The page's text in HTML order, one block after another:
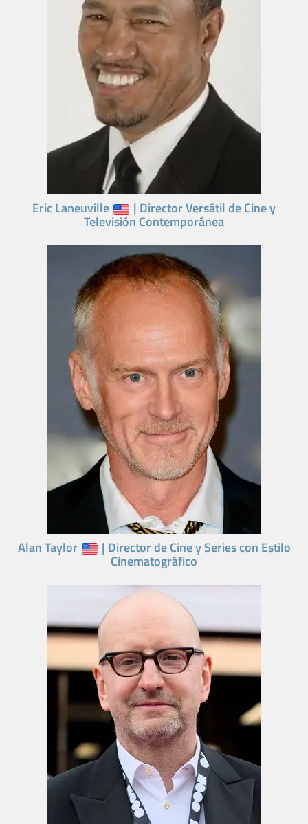
Eric Laneuville | Director Versátil de Cine y
Televisión Contemporánea
Alan Taylor | Director de Cine y Series con Estilo
Cinematográfico